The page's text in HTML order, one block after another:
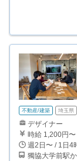
不動産/建築 埼玉県
デザイナー
時給 1,200円〜
週2日〜 / 1日4